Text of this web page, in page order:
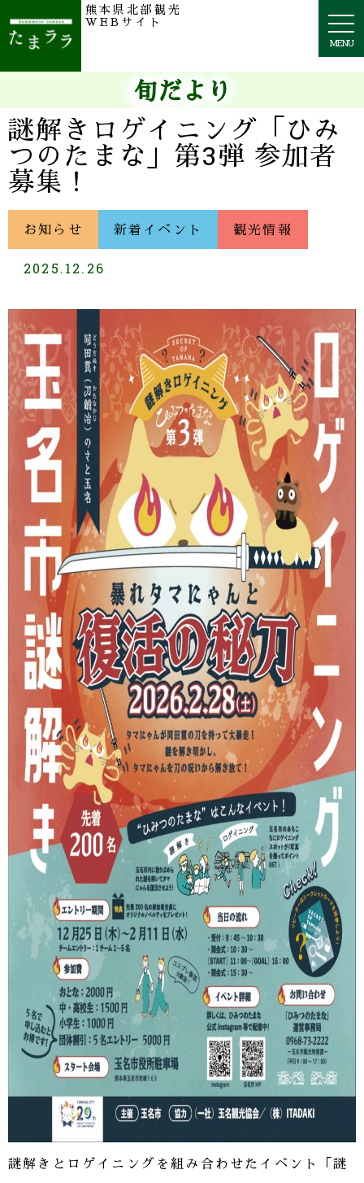
MENU
熊本県北部観光
WEBサイト
旬だより
謎解きロゲイニング「ひみ
つのたまな」第3弾 参加者
募集！
お知らせ 新着イベント 観光情報
2025.12.26
謎解きとロゲイニングを組み合わせたイベント「謎